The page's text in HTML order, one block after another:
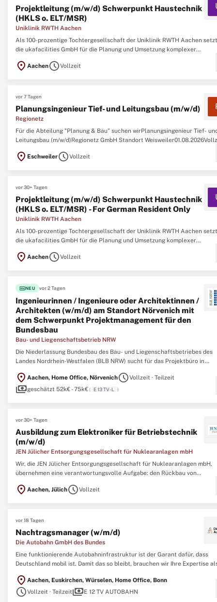
Projektleitung (m/w/d) Schwerpunkt Haustechnik
(HKLS o. ELT/MSR)
Uniklinik RWTH Aachen
Als 100-prozentige Tochtergesellschaft der Uniklinik RWTH Aachen
die ukafacilities GmbH für die Planung und Umsetzung komplexer
Krankenversorgung, Forschung und Lehre an Gebäude stellen, ganz
location_on AachenscheduleVollzeit
vor 7 Tagen
Planungsingenieur Tief- und Leitungsbau (m/w/d)
Regionetz
Für die Abteilung "Planung & Bau" suchen wirPlanungsingenieur Tief-
Leitungsbau (m/w/d)Regionetz GmbH Standort
Abwicklung von Bauprojekten (z. B. Straßen-, Kanal- und Leitungsbau) •
location_on EschweilerscheduleVollzeit
vor 30+ Tagen
Projektleitung (m/w/d) Schwerpunkt Haustechnik
(HKLS o. ELT/MSR) - For German Resident Only
Uniklinik RWTH Aachen
Als 100-prozentige Tochtergesellschaft der Uniklinik RWTH Aachen
die ukafacilities GmbH für die Planung und Umsetzung komplexer
Krankenversorgung, Forschung und Lehre an Gebäude stellen, ganz
location_on AachenscheduleVollzeit
fiber_newNEU vor 2 Tagen
Ingenieurinnen / Ingenieure oder Architektinnen /
Architekten (w/m/d) am Standort Nörvenich mit
dem Schwerpunkt Projektmanagement für den
Bundesbau
Bau- und Liegenschaftsbetrieb NRW
Die Niederlassung Bundesbau des Bau- und Liegenschaftsbetriebes des
Landes Nordrhein-Westfalen (BLB NRW) sucht für das Projektbüro in
oder Architektin / Architekt (w/m/d) am Standort Nörvenich mit dem
Schwerpunkt Projektmanagement ...
location_on Aachen, Home Office, NörvenichscheduleVollzeit · Teilzeit
paymentsgeschätzt 52k€ - 75k€( E 13 TV-L )
vor 30+ Tagen
Ausbildung zum Elektroniker für Betriebstechnik
(m/w/d)
JEN Jülicher Entsorgungsgesellschaft für Nuklearanlagen mbH
Wir, die JEN Jülicher Entsorgungsgesellschaft für Nuklearanlagen mbH,
übernehmen eine verantwortungsvolle Aufgabe: den Rückbau von
radioaktiven Stoffe. Bei uns arbeitest du an spannenden Projekten, die
location_on Aachen, JülichscheduleVollzeit
vor 18 Tagen
Nachtragsmanager (w/m/d)
Die Autobahn GmbH des Bundes
Eine funktionierende Autobahninfrastruktur ist der Garant dafür, dass
Deutschland mobil ist. Damit das so bleibt, brauchen wir Ihre Expertise
Nebenanlagen müssen regelmäßig geprüft, gewartet und erneuert
Auch die ...
location_on Aachen, Euskirchen, Würselen, Home Office, Bonn
scheduleVollzeit · TeilzeitpaymentsE 12 TV AUTOBAHN